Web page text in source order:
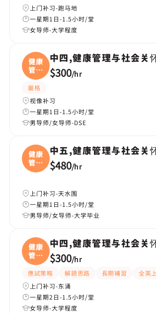
上门补习-跑马地
一星期1日-1.5小时/堂
女导师-大学程度
健康
管理
与
中四,健康管理与社会关
$300/hr
嚴格
视像补习
一星期1日-1.5小时/堂
男导师/女导师-DSE
健康
管理
与
中五,健康管理与社会关
$480/hr
上门补习-天水围
一星期1日-1.5小时/堂
男导师/女导师-大学毕业
健康
管理
与
中四,健康管理与社会关
$300/hr
應試策略 解題思路 長期補習 全英
上门补习-东涌
一星期2日-1.5小时/堂
女导师-大学程度